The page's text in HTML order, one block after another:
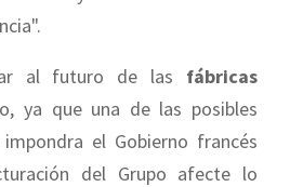
al futuro de las fábricas
ya que una de las posibles
el Gobierno francés
del Grupo afecte lo